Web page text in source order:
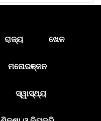
ରାଜ୍ୟ ଖେଳ
ମନୋରଞ୍ଜନ
ସ୍ୱାସ୍ଥ୍ୟ